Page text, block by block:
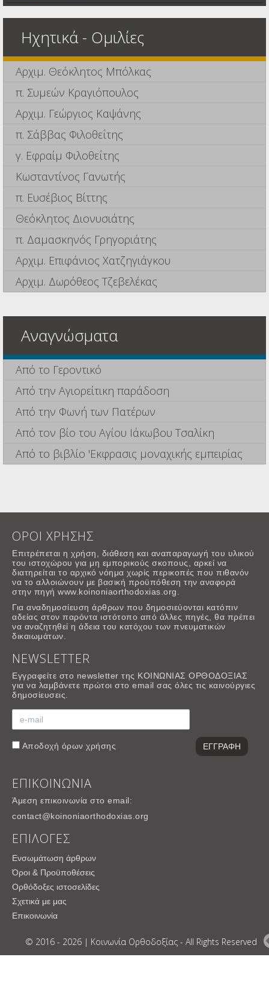
Ηχητικά - Ομιλίες
Αρχιμ. Θεόκλητος Μπόλκας
π. Συμεών Κραγιόπουλος
Αρχιμ. Γεώργιος Καψάνης
π. Σάββας Φιλοθεΐτης
γ. Εφραίμ Φιλοθεΐτης
Κωσταντίνος Γανωτής
π. Ευσέβιος Βίττης
Θεόκλητος Διονυσιάτης
π. Δαμασκηνός Γρηγοριάτης
Αρχιμ. Επιφάνιος Χατζηγιάγκου
Αρχιμ. Δωρόθεος Τζεβελέκας
Αναγνώσματα
Από το Γεροντικό
Από την Αγιορείτικη παράδοση
Από την Φωνή των Πατέρων
Από τον βίο του Αγίου Ιάκωβου Τσαλίκη
Από το βιβλίο 'Εκφρασις μοναχικής εμπειρίας
ΟΡΟΙ ΧΡΗΣΗΣ
Επιτρέπεται η χρήση, διάθεση και αναπαραγωγή του υλικού
του ιστοχώρου για μη εμπορικούς σκοπους, αρκεί να
διατηρείται το αρχικό νόημα χωρίς περικοπές που πιθανόν
να το αλλοιώνουν με βασική προϋπόθεση την αναφορά
στην πηγή www.koinoniaorthodoxias.org.
Για αναδημοσίευση άρθρων που δημοσιεύονται κατόπιν
αδείας στον παρόντα ιστότοπο από άλλες πηγές, θα πρέπει
να αναζητηθεί η άδεια του κατόχου των πνευματικών
δικαιωμάτων.
NEWSLETTER
Εγγραφείτε στο newsletter της ΚΟΙΝΩΝΙΑΣ ΟΡΘΟΔΟΞΙΑΣ
για να λαμβάνετε πρώτοι στο email σας όλες τις καινούργιες
δημοσίευσεις.
Αποδοχή όρων χρήσης
ΕΠΙΚΟΙΝΩΝΙΑ
Άμεση επικοινωνία στο email:
contact@koinoniaorthodoxias.org
ΕΠΙΛΟΓΕΣ
Ενσωμάτωση άρθρων
Όροι & Προϋποθέσεις
Ορθόδοξες ιστοσελίδες
Σχετικά με μας
Επικοινωνία
© 2016 - 2026 | Κοινωνία Ορθοδοξίας - All Rights Reserved